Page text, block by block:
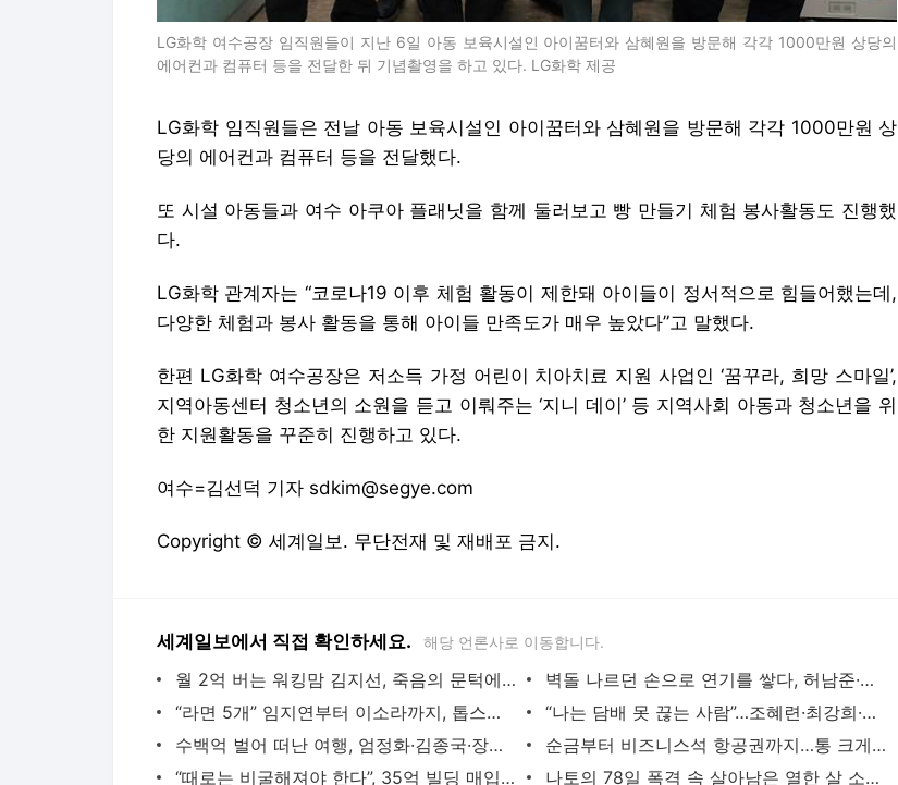
LG화학 여수공장 임직원들이 지난 6일 아동 보육시설인 아이꿈터와 삼혜원을 방문해 각각 1000만원 상당의
에어컨과 컴퓨터 등을 전달한 뒤 기념촬영을 하고 있다. LG화학 제공
LG화학 임직원들은 전날 아동 보육시설인 아이꿈터와 삼혜원을 방문해 각각 1000만원 상
당의 에어컨과 컴퓨터 등을 전달했다.
또 시설 아동들과 여수 아쿠아 플래닛을 함께 둘러보고 빵 만들기 체험 봉사활동도 진행했
다.
LG화학 관계자는 “코로나19 이후 체험 활동이 제한돼 아이들이 정서적으로 힘들어했는데,
다양한 체험과 봉사 활동을 통해 아이들 만족도가 매우 높았다”고 말했다.
한편 LG화학 여수공장은 저소득 가정 어린이 치아치료 지원 사업인 ‘꿈꾸라, 희망 스마일’,
지역아동센터 청소년의 소원을 듣고 이뤄주는 ‘지니 데이’ 등 지역사회 아동과 청소년을 위
한 지원활동을 꾸준히 진행하고 있다.
여수=김선덕 기자 sdkim@segye.com
Copyright © 세계일보. 무단전재 및 재배포 금지.
세계일보에서 직접 확인하세요. 해당 언론사로 이동합니다.
월 2억 버는 워킹맘 김지선, 죽음의 문턱에서 깨달은 멈춤의 미학
벽돌 나르던 손으로 연기를 쌓다, 허남준·안보현·이도현의 굳은살 기록
“라면 5개” 임지연부터 이소라까지, 톱스타들의 살 안 찌는 루틴
“나는 담배 못 끊는 사람”…조혜련·최강희·김동완이 금연에 성공한 이유
수백억 벌어 떠난 여행, 엄정화·김종국·장윤정이 마주한 진짜 성공
순금부터 비즈니스석 항공권까지…통 크게 스태프 챙긴 소지섭·아이유·김우빈
“때로는 비굴해져야 한다”, 35억 빌딩 매입한 권성준 셰프의 자산 증식법
나토의 78일 폭격 속 살아남은 열한 살 소년은 어떻게 세계 1위가 됐나